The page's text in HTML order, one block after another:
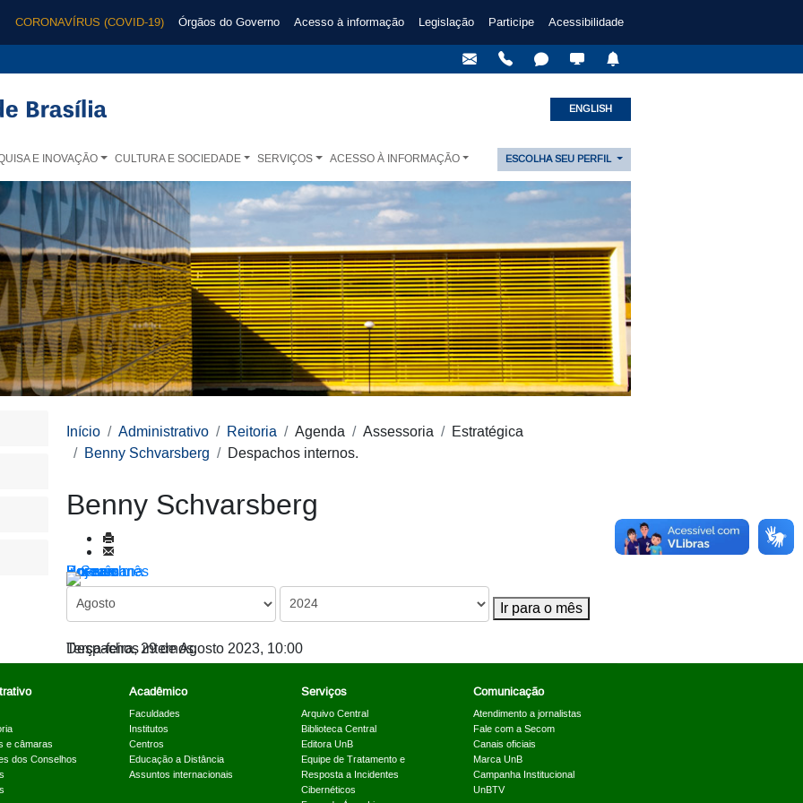
CORONAVÍRUS (COVID-19) Órgãos do Governo Acesso à informação Legislação Participe Acessibilidade
ENGLISH
E INOVAÇÃO CULTURA E SOCIEDADE SERVIÇOS ACESSO À INFORMAÇÃO ESCOLHA SEU PERFIL
Início Administrativo Reitoria Agenda Assessoria
Estratégica
Benny Schvarsberg
Despachos internos.
Benny Schvarsberg
Por ano
Por mês
Por semana
Hoje
Ir para o mês
Ir para o mês
Despachos internos.
Terça-feira, 29 de Agosto 2023, 10:00
e câmaras
dos Conselhos
Acadêmico
Faculdades
Institutos
Centros
Educação a Distância
Assuntos internacionais
Serviços
Arquivo Central
Biblioteca Central
Editora UnB
Equipe de Tratamento e
Resposta a Incidentes
Cibernéticos
Comunicação
Atendimento a jornalistas
Fale com a Secom
Canais oficiais
Marca UnB
Campanha Institucional
UnBTV